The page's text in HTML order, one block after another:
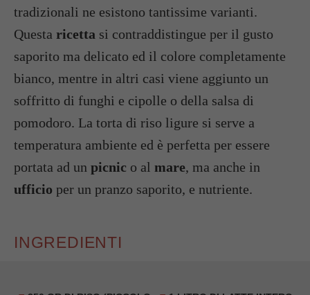
tradizionali ne esistono tantissime varianti.
Questa ricetta si contraddistingue per il gusto
saporito ma delicato ed il colore completamente
bianco, mentre in altri casi viene aggiunto un
soffritto di funghi e cipolle o della salsa di
pomodoro. La torta di riso ligure si serve a
temperatura ambiente ed è perfetta per essere
portata ad un picnic o al mare, ma anche in
ufficio per un pranzo saporito, e nutriente.
INGREDIENTI